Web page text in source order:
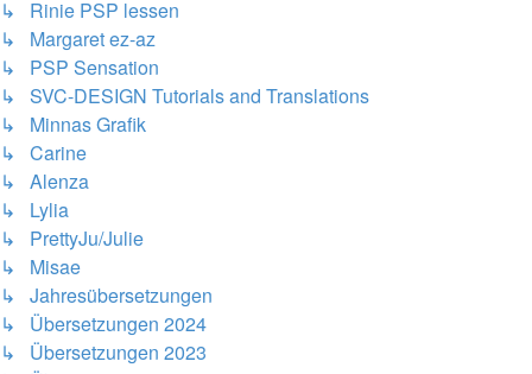
↳ Rinie PSP lessen
↳ Margaret ez-az
↳ PSP Sensation
↳ SVC-DESIGN Tutorials and Translations
↳ Minnas Grafik
↳ Carine
↳ Alenza
↳ Lylia
↳ PrettyJu/Julie
↳ Misae
↳ Jahresübersetzungen
↳ Übersetzungen 2024
↳ Übersetzungen 2023